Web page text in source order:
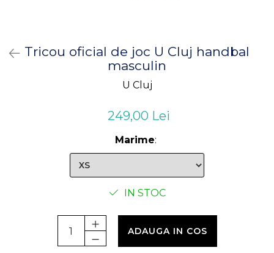
Tricou oficial de joc U Cluj handbal
masculin
U Cluj
249,00 Lei
Marime:
IN STOC
ADAUGA IN COS